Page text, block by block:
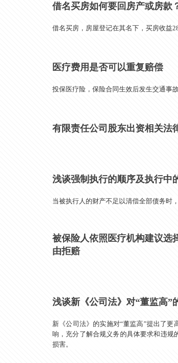
借名买房如何要回房产或房款
借名买房，房屋登记在其名下，买房收益
医疗费用是否可以重复赔偿
投保医疗险，保险合同生效后发生交通事
有限责任公司股东出资相关法
浅谈强制执行的顺序及执行中
当被执行人的财产不足以清偿全部债务时
被保险人依照医疗机构建议选
由拒赔
浅谈新《公司法》对“董监高”
新《公司法》的实施对“董监高”提出了
响，充分了解合规义务的具体要求和违规
损害。